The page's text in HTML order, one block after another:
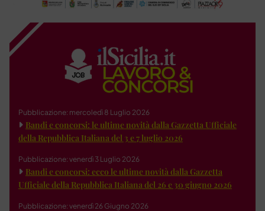
Pubblicazione: mercoledì 8 Luglio 2026
Bandi e concorsi: le ultime novità dalla Gazzetta Ufficiale
della Repubblica Italiana del 3 e 7 luglio 2026
Pubblicazione: venerdì 3 Luglio 2026
Bandi e concorsi: ecco le ultime novità dalla Gazzetta
Ufficiale della Repubblica Italiana del 26 e 30 giugno 2026
Pubblicazione: venerdì 26 Giugno 2026